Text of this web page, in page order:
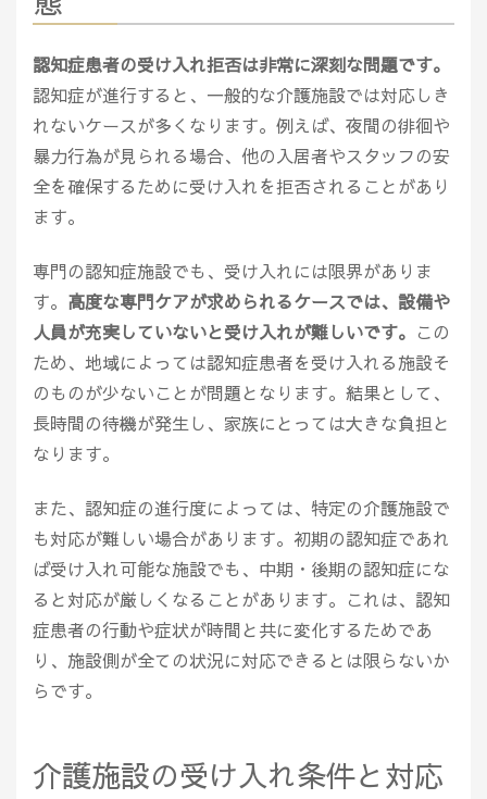
認知症患者の受け入れ拒否は非常に深刻な問題です。
認知症が進行すると、一般的な介護施設では対応しき
れないケースが多くなります。例えば、夜間の徘徊や
暴力行為が見られる場合、他の入居者やスタッフの安
全を確保するために受け入れを拒否されることがあり
ます。
専門の認知症施設でも、受け入れには限界がありま
す。 高度な専門ケアが求められるケースでは、設備や
人員が充実していないと受け入れが難しいです。 この
ため、地域によっては認知症患者を受け入れる施設そ
のものが少ないことが問題となります。結果として、
長時間の待機が発生し、家族にとっては大きな負担と
なります。
また、認知症の進行度によっては、特定の介護施設で
も対応が難しい場合があります。初期の認知症であれ
ば受け入れ可能な施設でも、中期・後期の認知症にな
ると対応が厳しくなることがあります。これは、認知
症患者の行動や症状が時間と共に変化するためであ
り、施設側が全ての状況に対応できるとは限らないか
らです。
介護施設の受け入れ条件と対応